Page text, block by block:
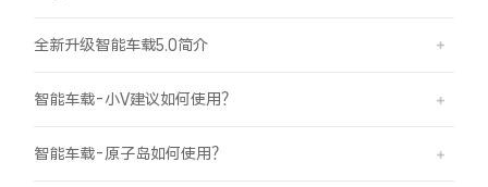
全新升级智能车载5.0简介
智能车载-小V建议如何使用？
智能车载-原子岛如何使用？